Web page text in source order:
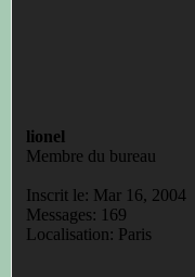
lionel
Membre du bureau
Inscrit le: Mar 16, 2004
Messages: 169
Localisation: Paris